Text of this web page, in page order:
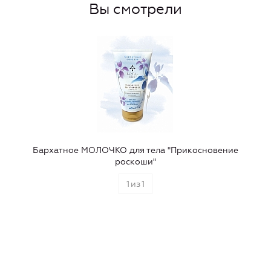
Вы смотрели
Бархатное МОЛОЧКО для тела "Прикосновение
роскоши"
1 из1